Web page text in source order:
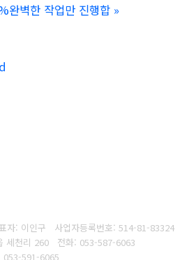
완벽한 작업만 진행합 »
자: 이인구 사업자등록번호: 514-81-83324
세천리 260 전화: 053-587-6063
053-591-6065